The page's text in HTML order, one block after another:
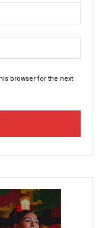
browser for the next